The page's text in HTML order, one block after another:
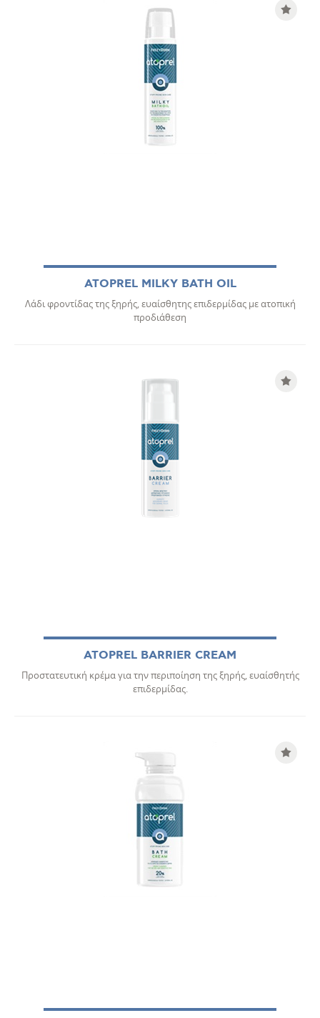
ATOPREL MILKY BATH OIL
Λάδι φροντίδας της ξηρής, ευαίσθητης επιδερμίδας με ατοπική
προδιάθεση
ATOPREL BARRIER CREAM
Προστατευτική κρέμα για την περιποίηση της ξηρής, ευαίσθητής
επιδερμίδας.